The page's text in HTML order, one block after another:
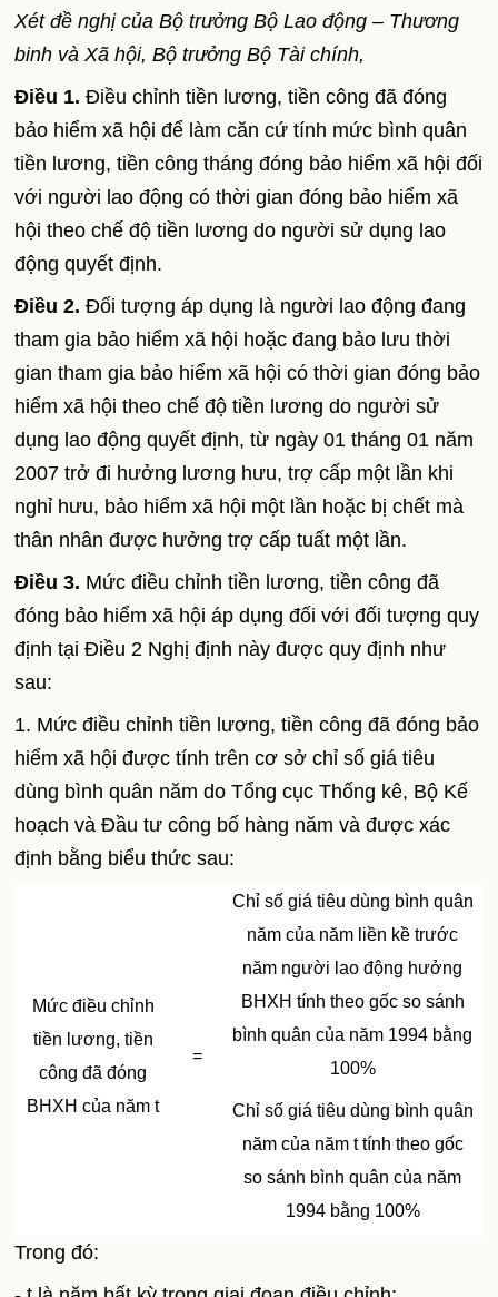
Xét đề nghị của Bộ trưởng Bộ Lao động – Thương
binh và Xã hội, Bộ trưởng Bộ Tài chính,
Điều 1. Điều chỉnh tiền lương, tiền công đã đóng
bảo hiểm xã hội để làm căn cứ tính mức bình quân
tiền lương, tiền công tháng đóng bảo hiểm xã hội đối
với người lao động có thời gian đóng bảo hiểm xã
hội theo chế độ tiền lương do người sử dụng lao
động quyết định.
Điều 2. Đối tượng áp dụng là người lao động đang
tham gia bảo hiểm xã hội hoặc đang bảo lưu thời
gian tham gia bảo hiểm xã hội có thời gian đóng bảo
hiểm xã hội theo chế độ tiền lương do người sử
dụng lao động quyết định, từ ngày 01 tháng 01 năm
2007 trở đi hưởng lương hưu, trợ cấp một lần khi
nghỉ hưu, bảo hiểm xã hội một lần hoặc bị chết mà
thân nhân được hưởng trợ cấp tuất một lần.
Điều 3. Mức điều chỉnh tiền lương, tiền công đã
đóng bảo hiểm xã hội áp dụng đối với đối tượng quy
định tại Điều 2 Nghị định này được quy định như
sau:
1. Mức điều chỉnh tiền lương, tiền công đã đóng bảo
hiểm xã hội được tính trên cơ sở chỉ số giá tiêu
dùng bình quân năm do Tổng cục Thống kê, Bộ Kế
hoạch và Đầu tư công bố hàng năm và được xác
định bằng biểu thức sau:
Mức điều chỉnh
tiền lương, tiền
công đã đóng
BHXH của năm t
=
Chỉ số giá tiêu dùng bình quân
năm của năm liền kề trước
năm người lao động hưởng
BHXH tính theo gốc so sánh
bình quân của năm 1994 bằng
100%
Chỉ số giá tiêu dùng bình quân
năm của năm t tính theo gốc
so sánh bình quân của năm
1994 bằng 100%
Trong đó: